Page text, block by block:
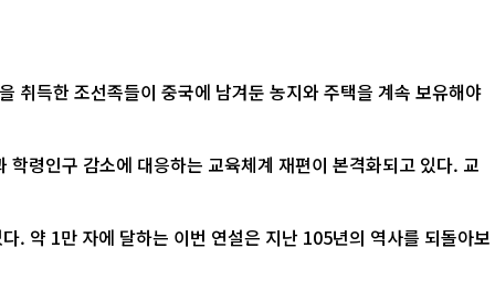
취득한 조선족들이 중국에 남겨둔 농지와 주택을 계속 보유해야
령인구 감소에 대응하는 교육체계 재편이 본격화되고 있다. 교
. 약 1만 자에 달하는 이번 연설은 지난 105년의 역사를 되돌아보